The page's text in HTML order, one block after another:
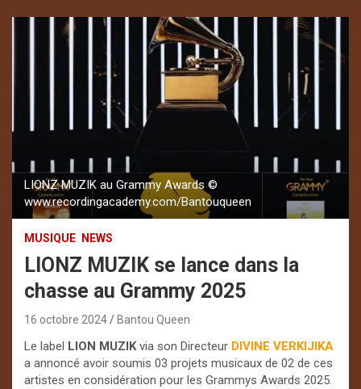
LIONZ MUZIK au Grammy Awards ©
www.recordingacademy.com/Bantouqueen
MUSIQUE NEWS
LIONZ MUZIK se lance dans la
chasse au Grammy 2025
16 octobre 2024 Bantou Queen
Le label LION MUZIKvia son Directeur DIVINE VERKIJIKA
a annoncé avoir soumis 03 projets musicaux de 02 de ces
artistes en considération pour les Grammys Awards 2025.